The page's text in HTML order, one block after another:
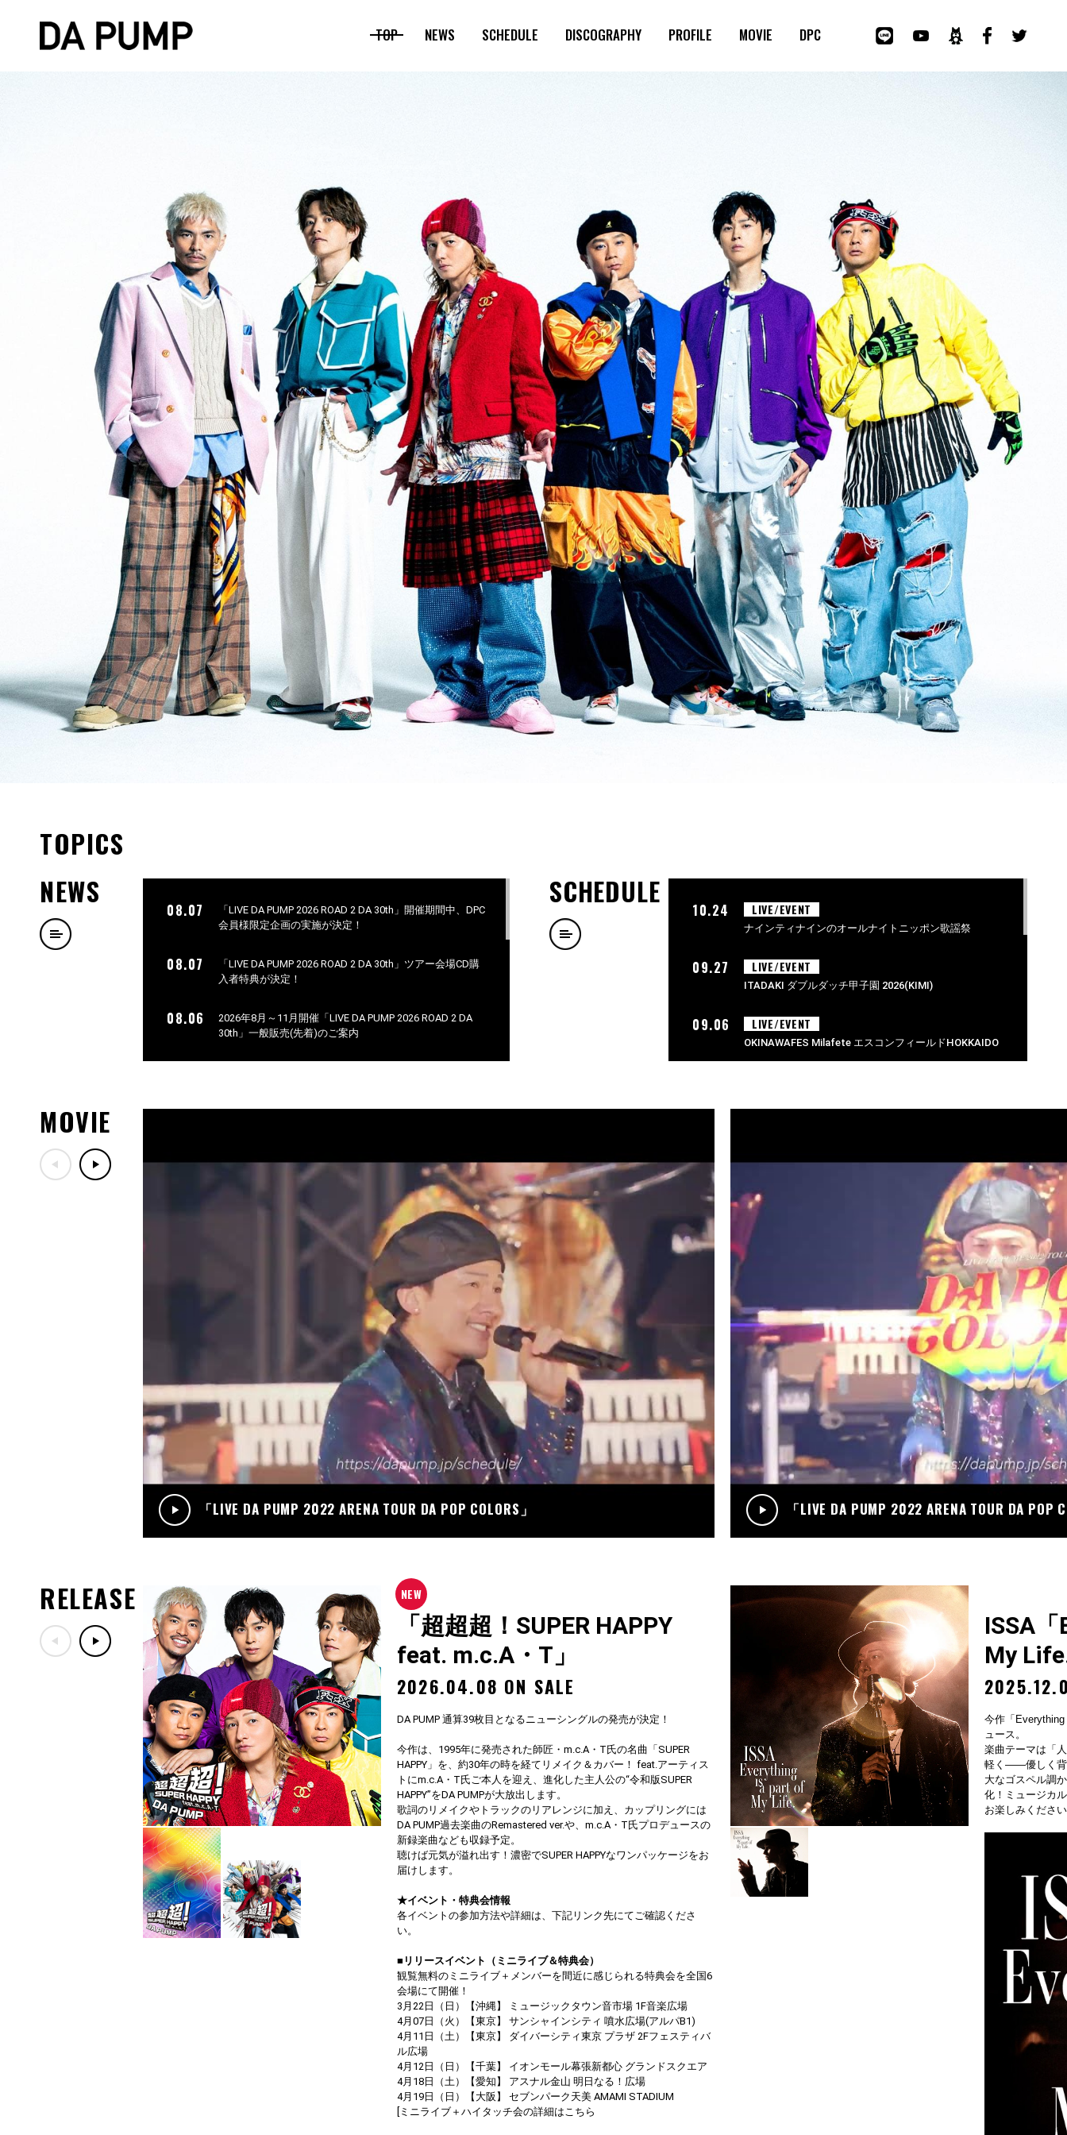
TOP NEWS SCHEDULE DISCOGRAPHY PROFILE MOVIE DPC
TOPICS
NEWS
08.07
「LIVE DA PUMP 2026 ROAD 2 DA 30th」開催期間中、DPC
会員様限定企画の実施が決定！
08.07
「LIVE DA PUMP 2026 ROAD 2 DA 30th」ツアー会場CD購
入者特典が決定！
08.06
2026年8月～11月開催「LIVE DA PUMP 2026 ROAD 2 DA
30th」一般販売(先着)のご案内
08.01
「LIVE DA PUMP 2026 ROAD 2 DA 30th」11月27日(金)神奈
「LIVE DA PUMP 2026 ROAD 2 DA 30th」オフィシャルグ
7/30(木)DA PUMPファンクラブ“DPC”会員限定生配信決
「LIVE DA PUMP 2026 ROAD 2 DA 30th」ドキュメンタリ
10/24(土)開催「ナインティナインのオールナイトニッポ
07.06 7/18(土)TBS「音楽の日2026」出演決定！
SCHEDULE
10.24 LIVE/EVENT
ナインティナインのオールナイトニッポン歌謡祭
09.27 LIVE/EVENT
ITADAKI ダブルダッチ甲子園 2026(KIMI)
09.06 LIVE/EVENT
OKINAWAFES Milafete エスコンフィールドHOKKAIDO
07.26 RADIO
サンデーradio 調子 do～yo！！(KIMI/U-YEAH)
07.23
MAGAZINE
スペシャルブック『世界館』(KENZO)
07.19 RADIO
サンデーradio 調子 do～yo！！(KIMI/U-YEAH)
07.12 RADIO
サンデーradio 調子 do～yo！！(KIMI/U-YEAH)
MOVIE
「LIVE DA PUMP 2022 ARENA TOUR DA POP COLORS」 「LIVE DA PUMP 2022 ARENA TOUR DA POP
RELEASE
「超超超！SUPER HAPPY
feat. m.c.A・T」
2026.04.08 ON SALE
DA PUMP 通算39枚目となるニューシングルの発売が決定！
今作は、1995年に発売された師匠・m.c.A・T氏の名曲「SUPER
HAPPY」を、約30年の時を経てリメイク＆カバー！ feat.アーティス
トにm.c.A・T氏ご本人を迎え、進化した主人公の“令和版SUPER
HAPPY”をDA PUMPが大放出します。
歌詞のリメイクやトラックのリアレンジに加え、カップリングには
DA PUMP過去楽曲のRemastered ver.や、m.c.A・T氏プロデュースの
新録楽曲なども収録予定。
聴けば元気が溢れ出す！濃密でSUPER HAPPYなワンパッケージをお
届けします。
★イベント・特典会情報
各イベントの参加方法や詳細は、下記リンク先にてご確認くださ
い。
■リリースイベント（ミニライブ＆特典会）
観覧無料のミニライブ＋メンバーを間近に感じられる特典会を全国6
会場にて開催！
3月22日（日）【沖縄】 ミュージックタウン音市場 1F音楽広場
4月07日（火）【東京】 サンシャインシティ 噴水広場(アルパB1)
4月11日（土）【東京】 ダイバーシティ東京 プラザ 2Fフェスティバ
ル広場
4月12日（日）【千葉】 イオンモール幕張新都心 グランドスクエア
4月18日（土）【愛知】 アスナル金山 明日なる！広場
4月19日（日）【大阪】 セブンパーク天美 AMAMI STADIUM
[ミニライブ＋ハイタッチ会の詳細はこちら
ISSA
My
今作「
ュース。
楽曲テーマは「
軽く——優しく背
大なゴスペル調
化！ミュージカ
お楽しみくださ